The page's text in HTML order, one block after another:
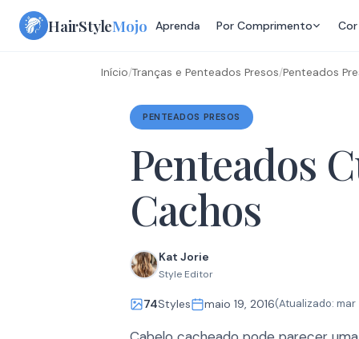
Skip
HairStyleMojo Aprenda Por Comprimento
Início/Tranças e Penteados Presos/Penteados
PENTEADOS PRESOS
Penteados
Cachos
Kat Jorie
Style Editor
74Styles maio 19, 2016(Atualizado: mar